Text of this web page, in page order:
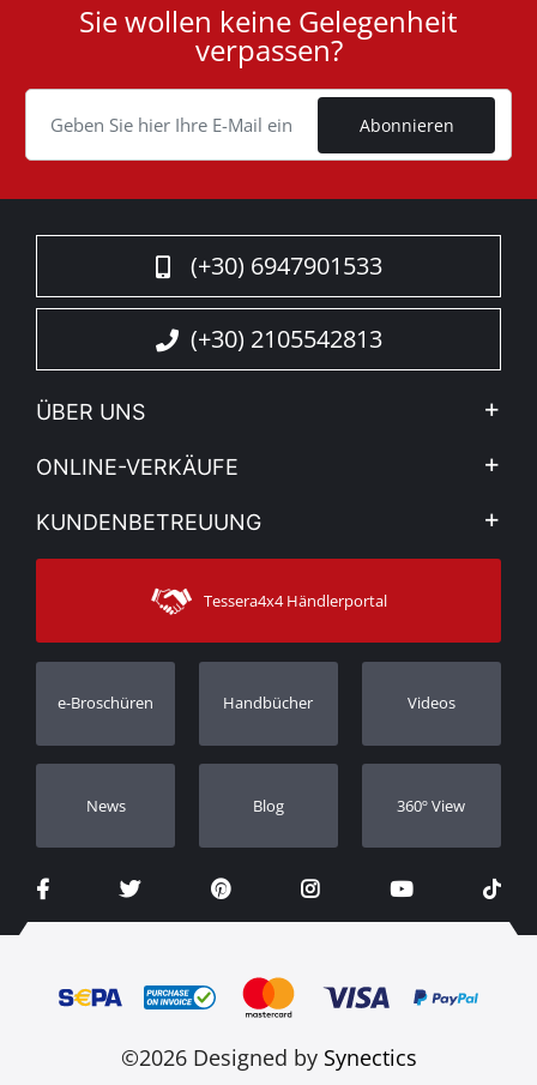
Cookie
Sie wollen keine Gelegenheit
verpassen?
Abonnieren
(+30) 6947901533
(+30) 2105542813
ÜBER UNS
Firma
Sehen Sie unsere Nachrichten
Sitemap
ONLINE-VERKÄUFE
Mein Konto
Versandarten
KUNDENBETREUUNG
Kontakt
Kundendienst
Bestellung verfolgen
Händler
Tessera4x4 Händlerportal
e-Broschüren Handbücher Videos
Νews Blog 360º View
©2026 Designed by Synectics